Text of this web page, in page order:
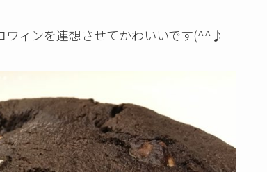
ウィンを連想させてかわいいです(^^♪